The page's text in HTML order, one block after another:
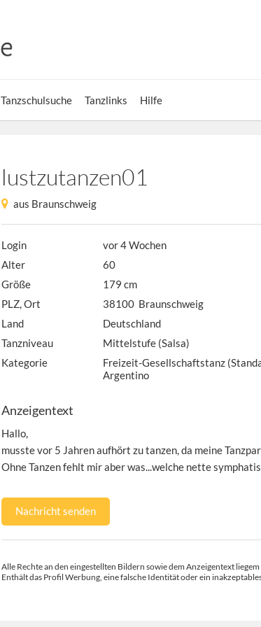
Tanzschulsuche Tanzlinks Hilfe
lustzutanzen01
aus Braunschweig
Login
vor 4 Wochen
Alter
60
Größe
179 cm
PLZ, Ort
38100 Braunschweig
Land
Deutschland
Tanzniveau
Mittelstufe (Salsa)
Kategorie
Freizeit-Gesellschaftstanz
Argentino
Anzeigentext
Hallo,
musste vor 5 Jahren aufhört zu tanzen, da meine
Ohne Tanzen fehlt mir aber was...welche nette
Nachricht senden
Alle Rechte an den eingestellten Bildern sowie dem Anzeigentext
Enthält das Profil Werbung, eine falsche Identität oder ein